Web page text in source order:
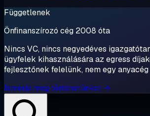
Függetlenek
Önfinanszírozó cég 2008 óta
Nincs VC, nincs negyedéves
ügyfelek kihasználására az egress
fejlesztőnek felelünk, nem egy
Ismerje meg történetünket →